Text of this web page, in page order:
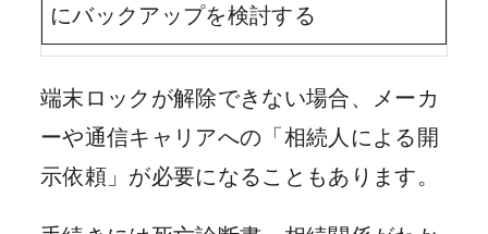
にバックアップを検討する
端末ロックが解除できない場合、メーカ
ーや通信キャリアへの「相続人による開
示依頼」が必要になることもあります。